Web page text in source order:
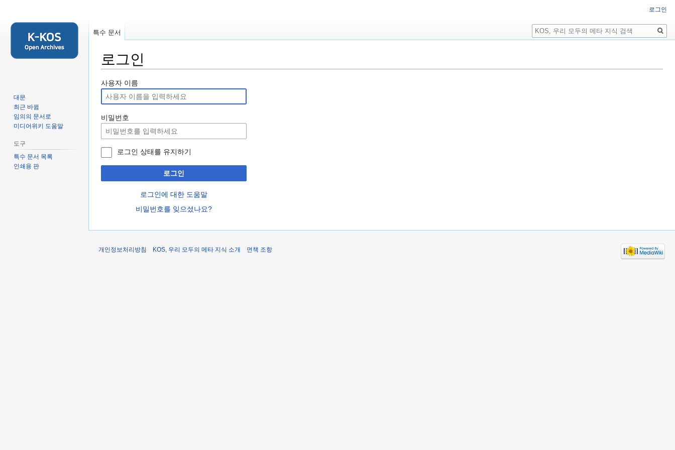
로그인
둘
러
보
기
로
가
기
검
색
하
러
가
기
사용자 이름
비밀번호
로그인 상태를 유지하기
로그인
로그인에 대한 도움말
비밀번호를 잊으셨나요?
로그인
특수 문서
검
색
대문
최근 바뀜
임의의 문서로
미디어위키 도움말
도구
특수 문서 목록
인쇄용 판
개인정보처리방침 KOS, 우리 모두의 메타 지식 소개 면책 조항